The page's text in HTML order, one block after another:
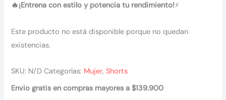
🔥¡Entrena con estilo y potencia tu rendimiento!⚡
Este producto no está disponible porque no quedan
existencias.
SKU: N/D Categorías: Mujer,Shorts
Envio gratis en compras mayores a $139.900